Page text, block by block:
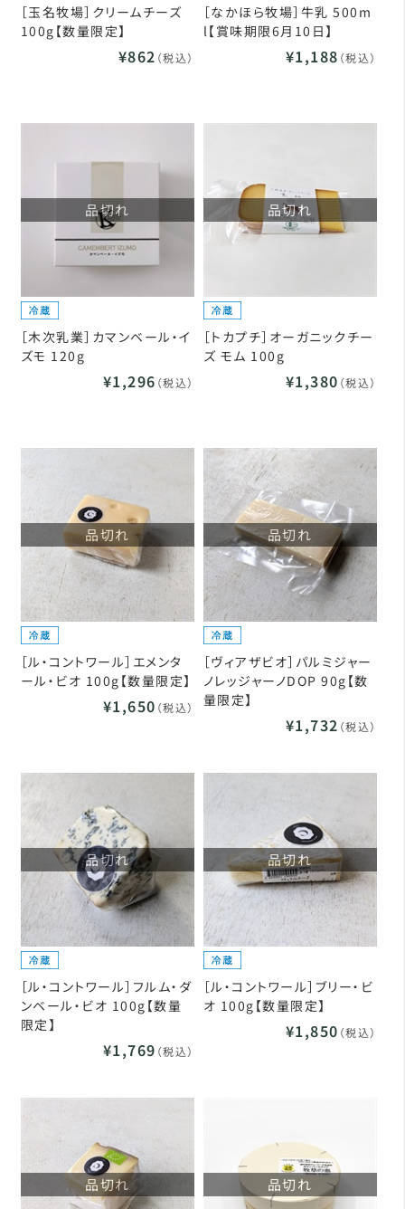
［玉名牧場］クリームチーズ
100g【数量限定】
¥862 （税込）
［なかほら牧場］牛乳 500m
l【賞味期限6月10日】
¥1,188 （税込）
品切れ
［木次乳業］カマンベール・イ
ズモ 120g
¥1,296 （税込）
品切れ
［トカプチ］オーガニックチー
ズ モム 100g
¥1,380 （税込）
品切れ
［ル・コントワール］エメンタ
ール・ビオ 100g【数量限定】
¥1,650 （税込）
品切れ
［ヴィアザビオ］パルミジャー
ノレッジャーノDOP 90g【数
量限定】
¥1,732 （税込）
品切れ
［ル・コントワール］フルム・ダ
ンベール・ビオ 100g【数量
限定】
¥1,769 （税込）
品切れ
［ル・コントワール］ブリー・ビ
オ 100g【数量限定】
¥1,850 （税込）
品切れ 品切れ